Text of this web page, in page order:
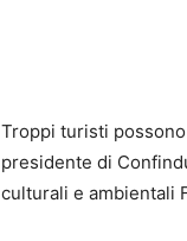
Troppi turisti
presidente di
culturali e ambientali